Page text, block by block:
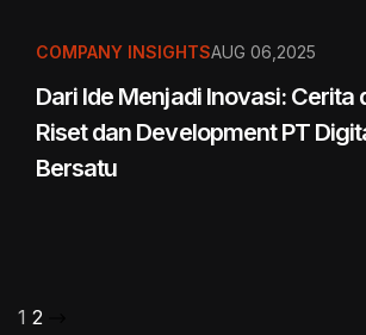
COMPANY INSIGHTSAUG 06,2025
Dari Ide Menjadi Inovasi: Cerita
Riset dan Development PT
Bersatu
1 2